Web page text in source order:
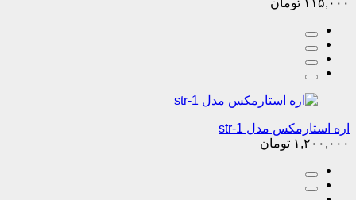
۱۱۵,۰۰۰ تومان
اره استارمکس مدل str-1
۱,۲۰۰,۰۰۰ تومان